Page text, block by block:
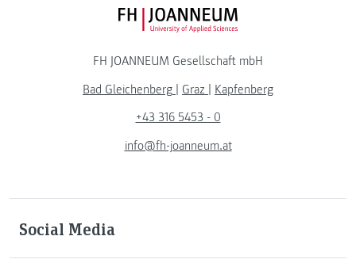
FH JOANNEUM Logo
FH JOANNEUM Gesellschaft mbH
Bad Gleichenberg | Graz | Kapfenberg
+43 316 5453 - 0
info@fh-joanneum.at
Social Media